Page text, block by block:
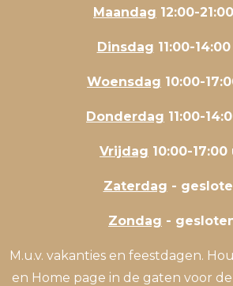
Maandag 12:00-
Dinsdag 11:00-
Woensdag 10:00-
Donderdag 11:00-
Vrijdag 10:00-17:00
Zaterdag -
Zondag -
M.u.v. vakanties en feestdagen.
en Home page in de gaten voor